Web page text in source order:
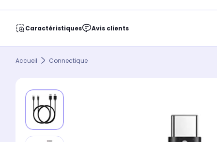
Caractéristiques Avis clients
Accueil Connectique